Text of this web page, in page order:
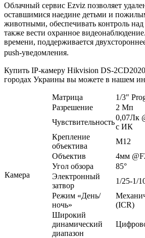
Облачный сервис Ezviz позволяет
оставшимися наедине детьми и
животными, обеспечивать контроль
также вести охранное
времени, поддерживается
push-уведомления.
Купить IP-камеру Hikvision DS-
городах Украины вы можете в нашем
Камера
Матрица
1/3″
Разрешение
2 Мп
Чувствительность
0,07Лк
с ИК
Крепление
объектива
М12
Объектив
4мм
Угол обзора
85°
Электронный
затвор
1/25-1/
Режим «День/
ночь»
(ICR)
Широкий
динамический
диапазон